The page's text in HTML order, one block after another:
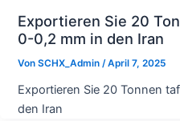
Exportieren Sie 20
0-0,2 mm in den Iran
Von SCHX_Admin /April 7, 2025
Exportieren Sie 20 Tonnen
den Iran